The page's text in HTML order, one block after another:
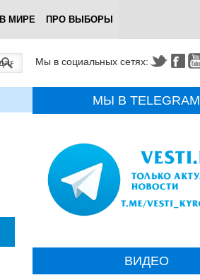
В МИРЕ ПРО ВЫБОРЫ
Мы в социальных сетях:
МЫ В TELEGRAM
ВИДЕО